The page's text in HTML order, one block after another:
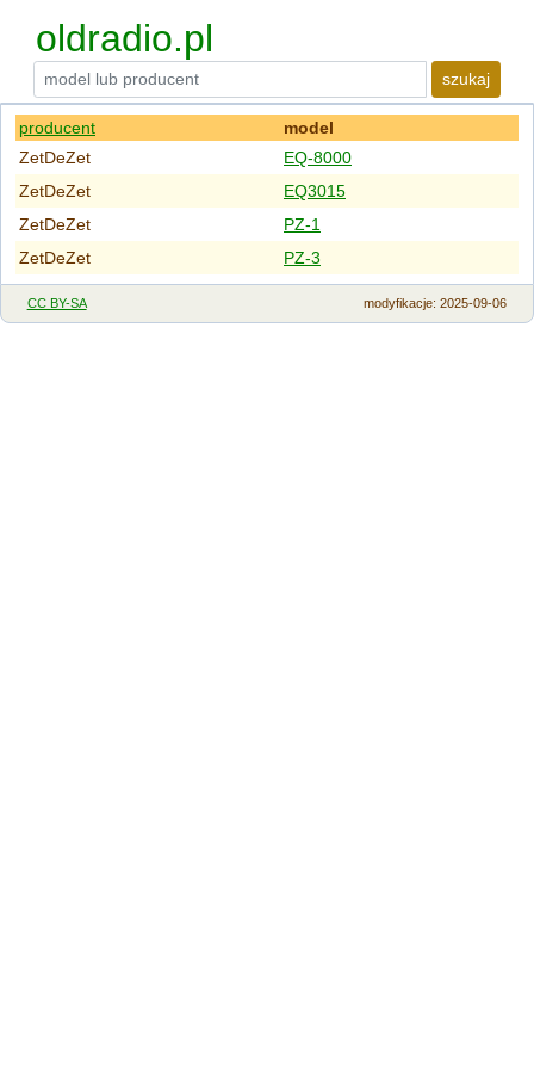
oldradio.pl
szukaj
producent
model
ZetDeZet
EQ-8000
ZetDeZet
EQ3015
ZetDeZet
PZ-1
ZetDeZet
PZ-3
CC BY-SA modyfikacje: 2025-09-06